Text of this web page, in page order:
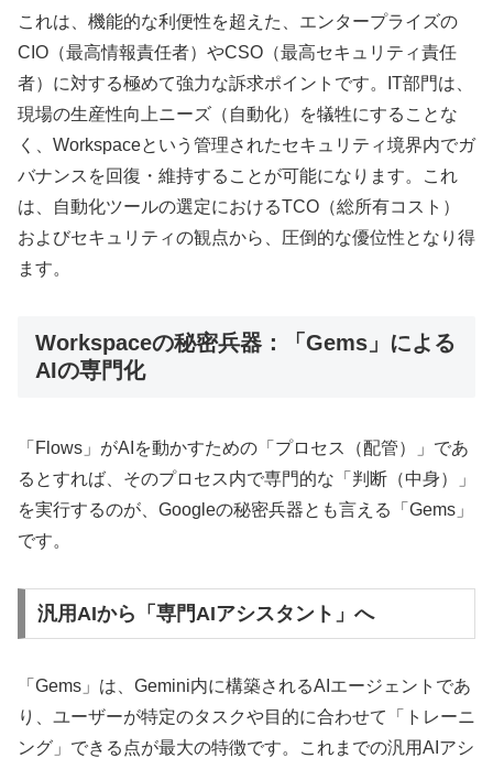
これは、機能的な利便性を超えた、エンタープライズの
CIO（最高情報責任者）やCSO（最高セキュリティ責任
者）に対する極めて強力な訴求ポイントです。IT部門は、
現場の生産性向上ニーズ（自動化）を犠牲にすることな
く、Workspaceという管理されたセキュリティ境界内でガ
バナンスを回復・維持することが可能になります。これ
は、自動化ツールの選定におけるTCO（総所有コスト）
およびセキュリティの観点から、圧倒的な優位性となり得
ます。
Workspaceの秘密兵器：「Gems」による
AIの専門化
「Flows」がAIを動かすための「プロセス（配管）」であ
るとすれば、そのプロセス内で専門的な「判断（中身）」
を実行するのが、Googleの秘密兵器とも言える「Gems」
です。
汎用AIから「専門AIアシスタント」へ
「Gems」は、Gemini内に構築されるAIエージェントであ
り、ユーザーが特定のタスクや目的に合わせて「トレーニ
ング」できる点が最大の特徴です。これまでの汎用AIアシ